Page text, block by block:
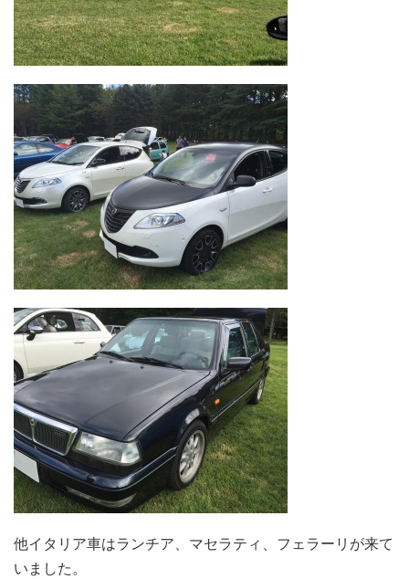
他イタリア車はランチア、マセラティ、フェラーリが来て
いました。